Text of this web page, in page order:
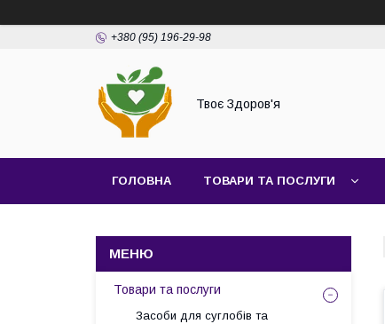
+380 (95) 196-29-98
Твоє Здоров'я
ГОЛОВНА ТОВАРИ ТА ПОСЛУГИ
Товари та послуги
Засоби для суглобів та